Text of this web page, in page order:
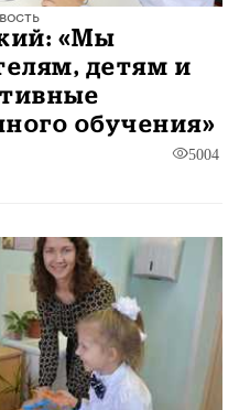
«Мы
детям и
обучения»
5004